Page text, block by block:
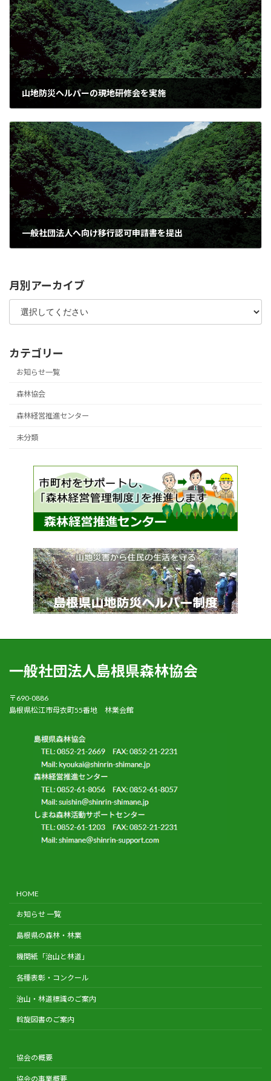
山地防災ヘルパーの現地研修会を実施
一般社団法人へ向け移行認可申請書を提出
月別アーカイブ
カテゴリー
お知らせ一覧
森林協会
森林経営推進センター
未分類
一般社団法人島根県森林協会
〒690-0886
島根県松江市母衣町55番地 林業会館
HOME
お知らせ 一覧
島根県の森林・林業
機関紙「治山と林道」
各種表彰・コンクール
治山・林道標識のご案内
斡旋図書のご案内
協会の概要
協会の事業概要